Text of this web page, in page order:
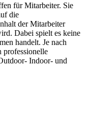
für Mitarbeiter. Sie
die
der Mitarbeiter
Dabei spielt es keine
handelt. Je nach
professionelle
Indoor- und